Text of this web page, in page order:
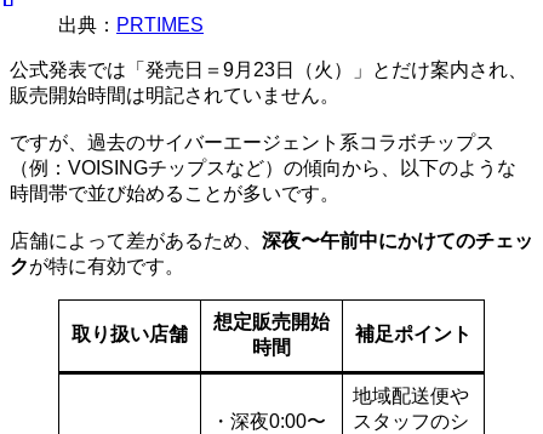
出典： PRTIMES
公式発表では「発売日＝9月23日（火）」とだけ案内され、
販売開始時間は明記されていません。
ですが、過去のサイバーエージェント系コラボチップス
（例：VOISINGチップスなど）の傾向から、以下のような
時間帯で並び始めることが多いです。
店舗によって差があるため、 深夜〜午前中にかけてのチェッ
クが特に有効です。
取り扱い店舗
想定販売開始
時間
補足ポイント
・深夜0:00〜
地域配送便や
スタッフのシ